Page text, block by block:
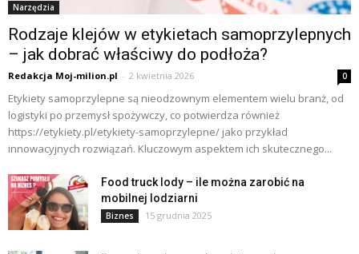
Narzędzia
Rodzaje klejów w etykietach samoprzylepnych
– jak dobrać właściwy do podłoża?
Redakcja Moj-milion.pl - 2 kwietnia 2026 0
Etykiety samoprzylepne są nieodzownym elementem wielu branż, od
logistyki po przemysł spożywczy, co potwierdza również
https://etykiety.pl/etykiety-samoprzylepne/ jako przykład
innowacyjnych rozwiązań. Kluczowym aspektem ich skutecznego...
Food truck lody – ile można zarobić na
mobilnej lodziarni
Biznes 15 grudnia 2025